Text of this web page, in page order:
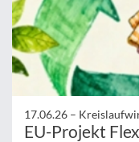
17.06.26 –
EU-Projekt